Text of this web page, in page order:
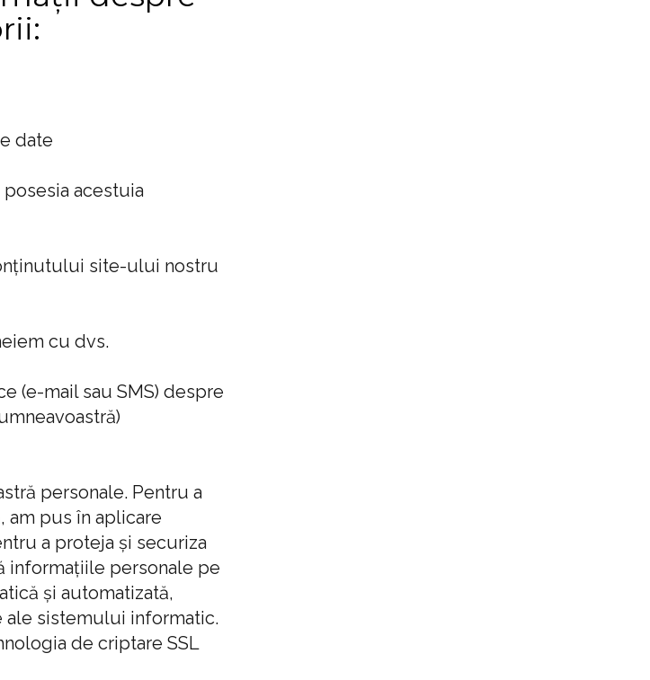
date
acestuia
site-ului nostru
cu dvs.
(e-mail sau SMS) despre
personale. Pentru a
am pus în aplicare
a proteja și securiza
informațiile personale pe
și automatizată,
sistemului informatic.
de criptare SSL